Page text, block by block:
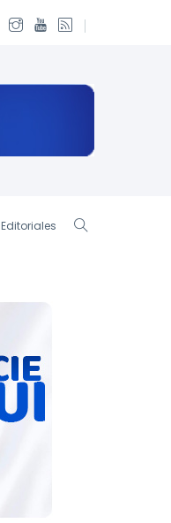
Editoriales